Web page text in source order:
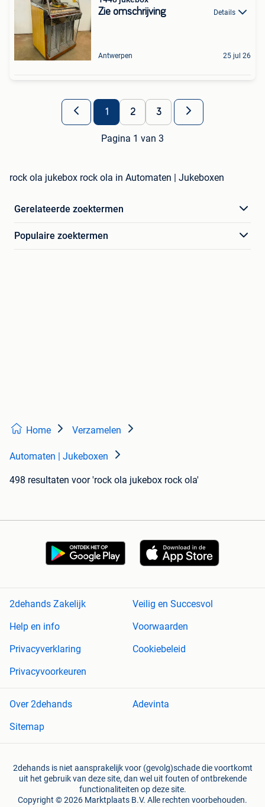
Zie omschrijving Details
Antwerpen 25 jul 26
1 2 3
Pagina 1 van 3
rock ola jukebox rock ola in Automaten | Jukeboxen
Gerelateerde zoektermen
Populaire zoektermen
Home Verzamelen
Automaten | Jukeboxen
498 resultaten voor 'rock ola jukebox rock ola'
2dehands Zakelijk
Veilig en Succesvol
Help en info
Voorwaarden
Privacyverklaring
Cookiebeleid
Privacyvoorkeuren
Over 2dehands
Adevinta
Sitemap
2dehands is niet aansprakelijk voor (gevolg)schade die voortkomt
uit het gebruik van deze site, dan wel uit fouten of ontbrekende
functionaliteiten op deze site.
Copyright © 2026 Marktplaats B.V. Alle rechten voorbehouden.